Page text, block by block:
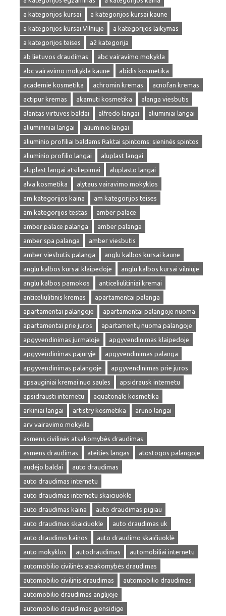
a kategorijos kursai
a kategorijos kursai kaune
a kategorijos kursai Vilniuje
a kategorijos laikymas
a kategorijos teises
a2 kategorija
ab lietuvos draudimas
abc vairavimo mokykla
abc vairavimo mokykla kaune
abidis kosmetika
academie kosmetika
achromin kremas
acnofan kremas
actipur kremas
akamuti kosmetika
alanga viesbutis
alantas virtuves baldai
alfredo langai
aliuminiai langai
aliumininiai langai
aliuminio langai
aliuminio profiliai baldams Raktai spintoms: sieninės spintos
aliuminio profilio langai
aluplast langai
aluplast langai atsiliepimai
aluplasto langai
alva kosmetika
alytaus vairavimo mokyklos
am kategorijos kaina
am kategorijos teises
am kategorijos testas
amber palace
amber palace palanga
amber palanga
amber spa palanga
amber viesbutis
amber viesbutis palanga
anglu kalbos kursai kaune
anglu kalbos kursai klaipedoje
anglu kalbos kursai vilniuje
anglu kalbos pamokos
anticeliulitiniai kremai
anticeliulitinis kremas
apartamentai palanga
apartamentai palangoje
apartamentai palangoje nuoma
apartamentai prie juros
apartamentų nuoma palangoje
apgyvendinimas jurmaloje
apgyvendinimas klaipedoje
apgyvendinimas pajuryje
apgyvendinimas palanga
apgyvendinimas palangoje
apgyvendinimas prie juros
apsauginiai kremai nuo saules
apsidrausk internetu
apsidrausti internetu
aquatonale kosmetika
arkiniai langai
artistry kosmetika
aruno langai
arv vairavimo mokykla
asmens civilinės atsakomybės draudimas
asmens draudimas
ateities langas
atostogos palangoje
audėjo baldai
auto draudimas
auto draudimas internetu
auto draudimas internetu skaiciuokle
auto draudimas kaina
auto draudimas pigiau
auto draudimas skaiciuokle
auto draudimas uk
auto draudimo kainos
auto draudimo skaičiuoklė
auto mokyklos
autodraudimas
automobiliai internetu
automobilio civilinės atsakomybės draudimas
automobilio civilinis draudimas
automobilio draudimas
automobilio draudimas anglijoje
automobilio draudimas gjensidige